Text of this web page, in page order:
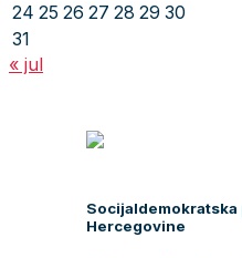
24 25 26 27 28 29 30
31
« jul
Socijaldemokratska
Hercegovine